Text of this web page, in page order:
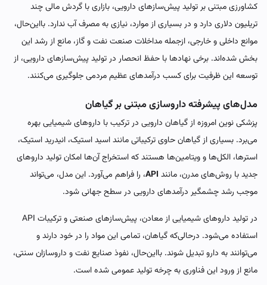
کشاورزی مبتنی بر تولید پیش‌سازهای دارویی، بازاری با گردش مالی چند
تریلیون دلاری دارد و در بسیاری از موارد، نیازی به مصرف آب ندارد. بااین‌حال،
موانع داخلی و خارجی، ازجمله مداخلات صنعت نفت و گاز، مانع از رشد این
بخش شده‌اند. برخی نهادها با حفظ انحصار در تولید پیش‌سازهای دارویی، از
توسعه این ظرفیت برای کسب درآمدهای عظیم مردمی جلوگیری می‌کنند.
مدل‌های پیشرفته داروسازی مبتنی بر گیاهان
پزشکی نوین امروزه از گیاهان دارویی در ترکیب با داروهای شیمیایی بهره
می‌برد. بسیاری از گیاهان حاوی ترکیباتی مانند اسید استیک، انیدرید استیک،
استرها، الکل‌ها و ویتامین‌ها هستند که استخراج آن‌ها امکان تولید داروهای
جدید با روش‌های مدرن، مانند API، را فراهم می‌آورد. این مدل، می‌تواند
موجب رشد چشمگیر درآمدهای دارویی در سطح جهانی شود.
در تولید داروهای شیمیایی از معادن، پیش‌سازهای صنعتی و ترکیبات API
استفاده می‌شود. درحالی‌که گیاهان، تمامی این مواد را در خود دارند و
می‌توانند به دارو تبدیل شوند. بااین‌حال، نفوذ صنایع نفت و داروسازان سنتی،
مانع از ورود این فناوری به چرخه تولید عمومی شده است.